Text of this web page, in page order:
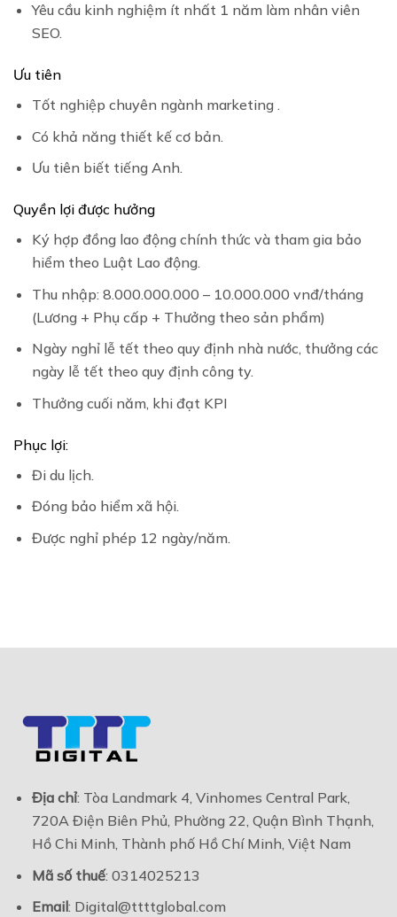
Yêu cầu kinh nghiệm ít nhất 1 năm làm nhân viên
SEO.
Ưu tiên
Tốt nghiệp chuyên ngành marketing .
Có khả năng thiết kế cơ bản.
Ưu tiên biết tiếng Anh.
Quyền lợi được hưởng
Ký hợp đồng lao động chính thức và tham gia bảo
hiểm theo Luật Lao động.
Thu nhập: 8.000.000.000 – 10.000.000 vnđ/tháng
(Lương + Phụ cấp + Thưởng theo sản phẩm)
Ngày nghỉ lễ tết theo quy định nhà nước, thưởng các
ngày lễ tết theo quy định công ty.
Thưởng cuối năm, khi đạt KPI
Phục lợi:
Đi du lịch.
Đóng bảo hiểm xã hội.
Được nghỉ phép 12 ngày/năm.
Địa chỉ: Tòa Landmark 4, Vinhomes Central Park,
720A Điện Biên Phủ, Phường 22, Quận Bình Thạnh,
Hồ Chi Minh, Thành phố Hồ Chí Minh, Việt Nam
Mã số thuế: 0314025213
Email: Digital@ttttglobal.com